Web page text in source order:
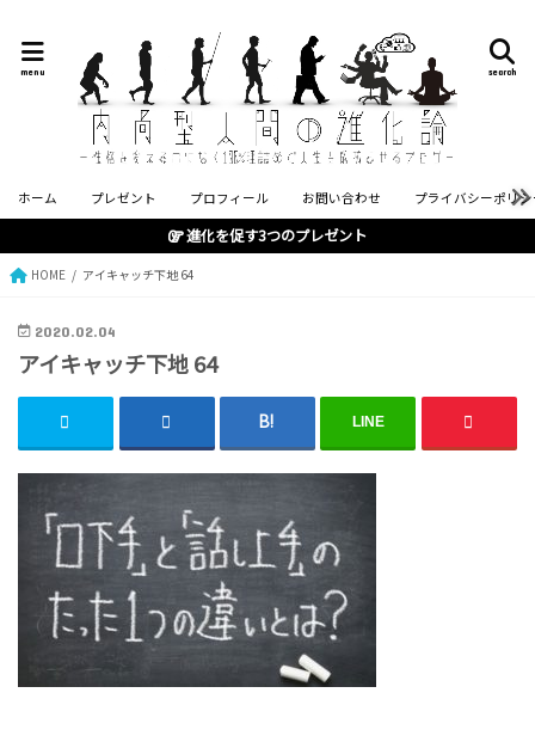
search
menu
ホーム プレゼント プロフィール お問い合わせ プライバシーポリ
進化を促す3つのプレゼント
HOME アイキャッチ下地 64
2020.02.04
アイキャッチ下地 64
LINE